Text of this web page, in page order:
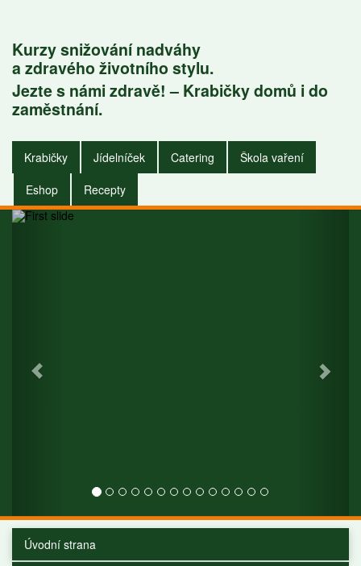
Kurzy snižování nadváhy
a zdravého životního stylu.
Jezte s námi zdravě! – Krabičky domů i do
zaměstnání.
Krabičky Jídelníček Catering
Škola vaření
Eshop
Recepty
Krabičky do
zaměstnání i do
domu.
Úvodní strana